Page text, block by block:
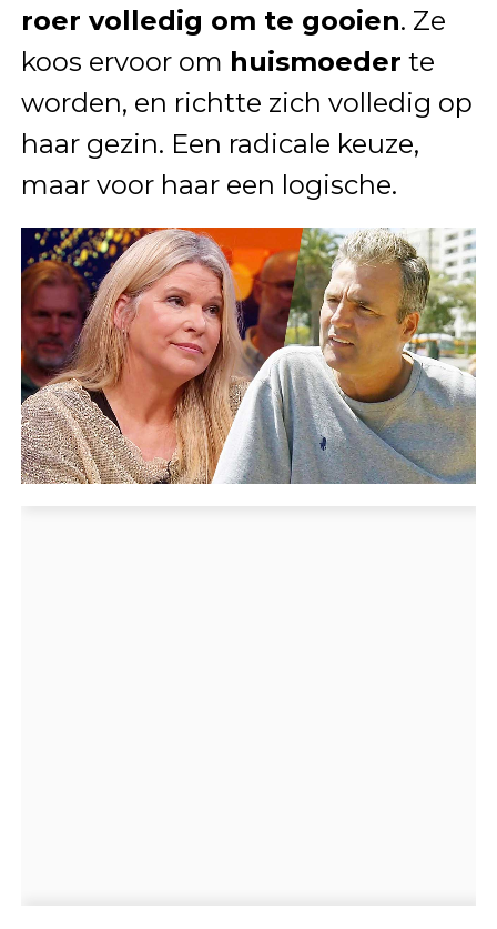
roer volledig om te gooien. Ze
koos ervoor om huismoeder te
worden, en richtte zich volledig op
haar gezin. Een radicale keuze,
maar voor haar een logische.